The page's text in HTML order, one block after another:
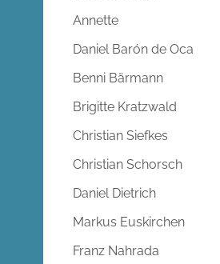
Annette
Daniel Barón de Oca
Benni Bärmann
Brigitte Kratzwald
Christian Siefkes
Christian Schorsch
Daniel Dietrich
Markus Euskirchen
Franz Nahrada